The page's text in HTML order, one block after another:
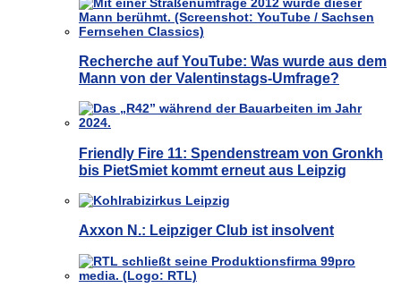
Recherche auf YouTube: Was wurde aus dem
Mann von der Valentinstags-Umfrage?
Friendly Fire 11: Spendenstream von Gronkh
bis PietSmiet kommt erneut aus Leipzig
Axxon N.: Leipziger Club ist insolvent